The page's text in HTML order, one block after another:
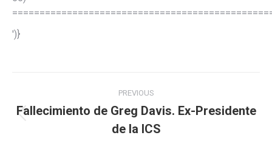
')}
navigation
PREVIOUS
Previous
post:
Fallecimiento de Greg Davis. Ex-Presidente
de la ICS